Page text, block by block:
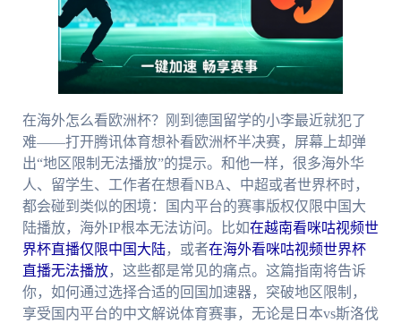
在海外怎么看欧洲杯？刚到德国留学的小李最近就犯了
难——打开腾讯体育想补看欧洲杯半决赛，屏幕上却弹
出“地区限制无法播放”的提示。和他一样，很多海外华
人、留学生、工作者在想看NBA、中超或者世界杯时，
都会碰到类似的困境：国内平台的赛事版权仅限中国大
陆播放，海外IP根本无法访问。比如在越南看咪咕视频世
界杯直播仅限中国大陆，或者在海外看咪咕视频世界杯
直播无法播放，这些都是常见的痛点。这篇指南将告诉
你，如何通过选择合适的回国加速器，突破地区限制，
享受国内平台的中文解说体育赛事，无论是日本vs斯洛伐